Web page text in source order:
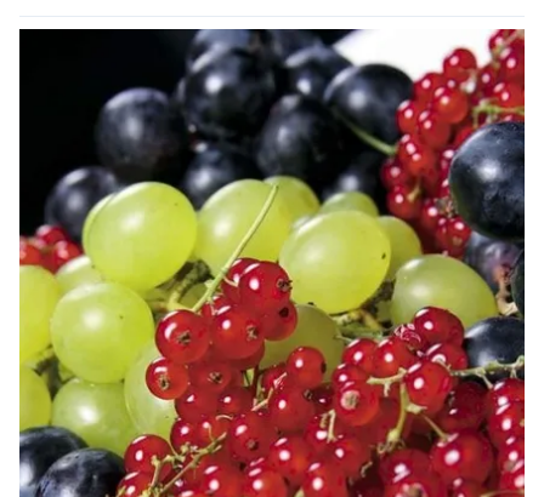
kullanılmaktadır. Bu çerezler vasıtasıyla çeşitli kişisel
verileriniz işlenmekte olup gerekli olan çerezler bilgi
toplumu hizmetlerinin sunulması amacıyla
kullanılmaktadır. Diğer çerezler, sitemizin daha işlevsel
kılınması ve kişiselleştirilmesi ve sizlere yönelik
reklam/pazarlama faaliyetlerinin yapılması, amaçlarıyla
sınırlı olarak açık rızanız dahilinde kullanılacaktır.
Çerezlere ilişkin tercihlerinizi aşağıda yer alan panel
vasıtasıyla belirleyebilirsiniz. Çerezlere ilişkin detaylı bilgi
için Ayarlar butonuna tıklayabilir,Çerez Bilgilendirme
Metnimizi ziyaret edebilirsiniz.
6698 sayılı Kişisel Verilerin Korunması Kanunu uyarınca
hazırlanmış Aydınlatma Metnimizi okumak ve sitemizde
ilgili mevzuata uygun olarak kullanılan çerezlerle ilgili bilgi
almak için lütfentıklayınız .